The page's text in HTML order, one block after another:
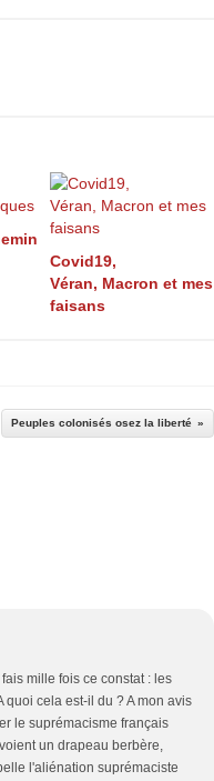
Covid19,
Véran, Macron et mes
faisans
Peuples colonisés osez la liberté
mille fois ce constat : les
quoi cela est-il du ? A mon avis
le suprémacisme français
un drapeau berbère,
l'aliénation suprémaciste